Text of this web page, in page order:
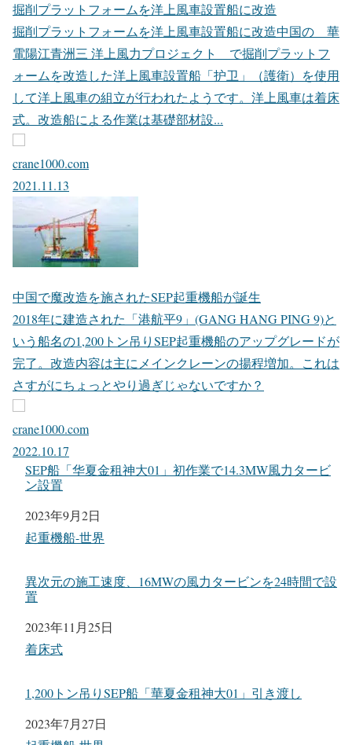
た。油田関係の作業を目的として2020年7月に完成・引き
渡しされたものの、ちょうど市場原油価格が下落していた
時期だったことに加え、洋上風力産業の見通しが良好だっ
たこともあり洋上風力設置船として改造がおこなわれたよ
うです。
掘削プラットフォームを洋上風車設置船に改造
掘削プラットフォームを洋上風車設置船に改造中国の 華
電陽江青洲三 洋上風力プロジェクト で掘削プラットフ
ォームを改造した洋上風車設置船「护卫」（護衛）を使用
して洋上風車の組立が行われたようです。洋上風車は着床
式。改造船による作業は基礎部材設...
crane1000.com
2021.11.13
中国で魔改造を施されたSEP起重機船が誕生
2018年に建造された「港航平9」(GANG HANG PING 9)と
完了。改造内容は主にメインクレーンの揚程増加。これは
さすがにちょっとやり過ぎじゃないですか？
crane1000.com
ン設置
日付
2023年9月2日